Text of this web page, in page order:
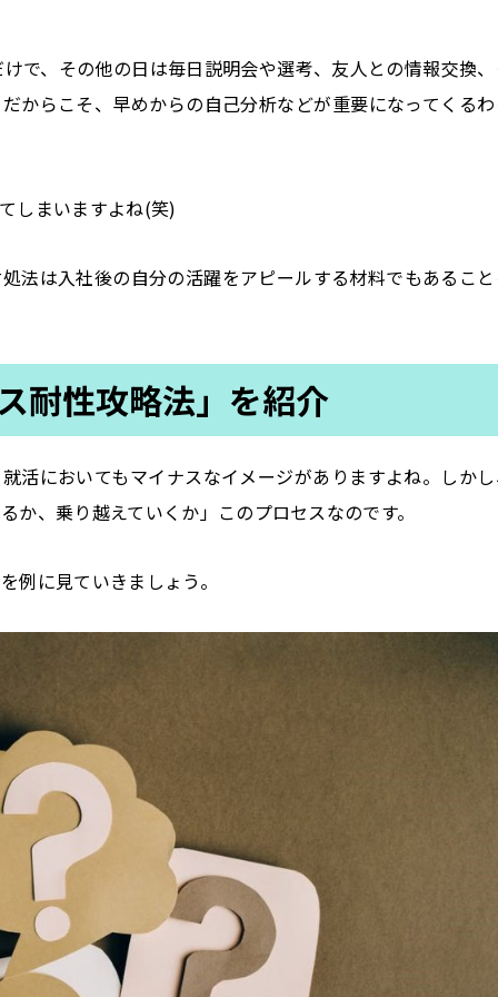
で、その他の日は毎日説明会や選考、友人との情報交換
からこそ、早めからの自己分析などが重要になってくる
しまいますよね(笑)
法は入社後の自分の活躍をアピールする材料でもあるこ
耐性攻略法」を紹介
活においてもマイナスなイメージがありますよね。しか
、乗り越えていくか」このプロセスなのです。
例に見ていきましょう。